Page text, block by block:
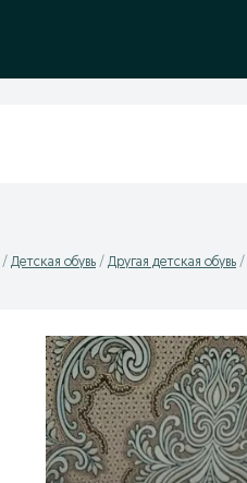
Детская обувь Другая детская обувь